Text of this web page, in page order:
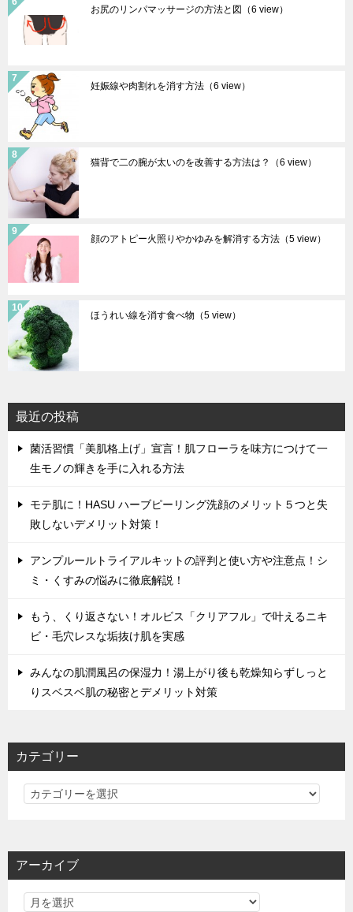
お尻のリンパマッサージの方法と図 （6 view）
妊娠線や肉割れを消す方法 （6 view）
猫背で二の腕が太いのを改善する方法は？ （6 view）
顔のアトピー火照りやかゆみを解消する方法 （5 view）
ほうれい線を消す食べ物 （5 view）
最近の投稿
菌活習慣「美肌格上げ」宣言！肌フローラを味方につけて一
生モノの輝きを手に入れる方法
モテ肌に！HASU ハーブピーリング洗顔のメリット５つと失
敗しないデメリット対策！
アンプルールトライアルキットの評判と使い方や注意点！シ
ミ・くすみの悩みに徹底解説！
もう、くり返さない！オルビス「クリアフル」で叶えるニキ
ビ・毛穴レスな垢抜け肌を実感
みんなの肌潤風呂の保湿力！湯上がり後も乾燥知らずしっと
りスベスベ肌の秘密とデメリット対策
カテゴリー
カ
リ
アーカイブ